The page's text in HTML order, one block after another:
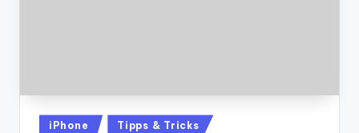
Posted
iPhone Tipps & Tricks